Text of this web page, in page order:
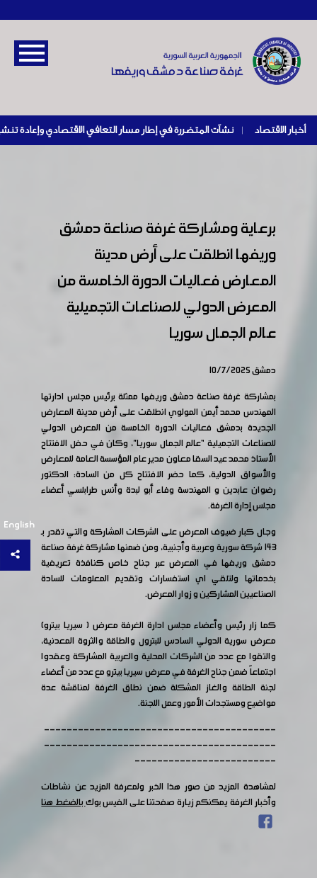
أخبار الاقتصاد |
English
برعاية ومشاركة غرفة صناعة دمشق
وريفها انطلقت على أرض مدينة
المعارض فعاليات الدورة الخامسة من
المعرض الدولي للصناعات التجميلية
عالم الجمال سوريا
دمشق 10/7/2025
بمشاركة غرفة صناعة دمشق وريفها ممثلة برئيس مجلس ادارتها
المهندس محمد أيمن المولوي انطلقت على أرض مدينة المعارض
الجديدة بدمشق فعاليات الدورة الخامسة من المعرض الدولي
للصناعات التجميلية “عالم الجمال سوريا”، وكان في حفل الافتتاح
الأستاذ محمد عيد السقا معاون مدير عام المؤسسة العامة للمعارض
والأسواق الدولية، كما حضر الافتتاح كل من السادة: الدكتور
رضوان عابدين و المهندسة وفاء أبو لبدة وأنس طرابلسي أعضاء
مجلس إدارة الغرفة.
وجال كبار ضيوف المعرض على الشركات المشاركة والتي تقدر بـ
143 شركة سورية وعربية وأجنبية، ومن ضمنها مشاركة غرفة صناعة
دمشق وريفها في المعرض عبر جناح خاص كنافذة تعريفية
بخدماتها ولتلقي اي استفسارات وتقديم المعلومات للسادة
الصناعيين المشاركين و زوار المعرض.
كما زار رئيس وأعضاء مجلس ادارة الغرفة معرض ( سيريا بيترو)
معرض سورية الدولي السادس للبترول والطاقة والثروة المعدنية،
والتقوا مع عدد من الشركات المحلية والعربية المشاركة وعقدوا
اجتماعاً ضمن جناح الغرفة في معرض سيريا بيترو مع عدد من أعضاء
لجنة الطاقة والغاز المشكلة ضمن نطاق الغرفة لمناقشة عدة
مواضيع ومستجدات الأمور وعمل اللجنة.
-----------------------------------------
-----------------------------------------
-------------------------
لمشاهدة المزيد من صور هذا الخبر ولمعرفة المزيد عن نشاطات
وأخبار الغرفة يمكنكم زيارة صفحتنا على الفيس بوكبالضغط هنا